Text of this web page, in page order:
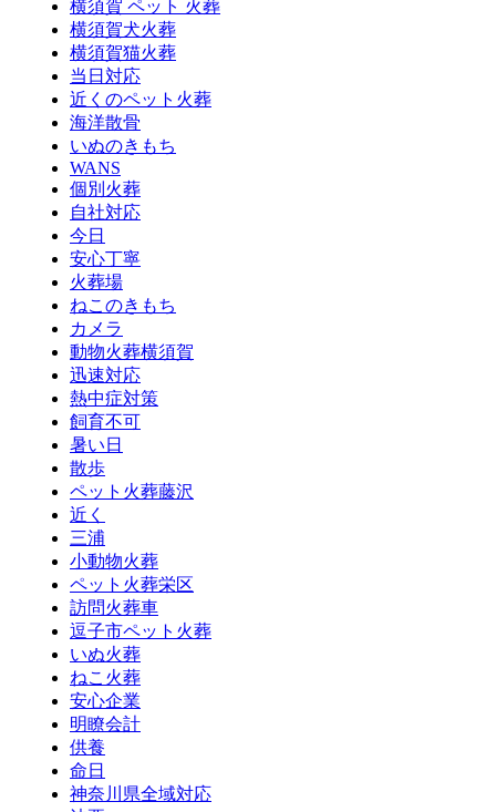
横須賀 ペット 火葬
横須賀犬火葬
横須賀猫火葬
当日対応
近くのペット火葬
海洋散骨
いぬのきもち
WANS
個別火葬
自社対応
今日
安心丁寧
火葬場
ねこのきもち
カメラ
動物火葬横須賀
迅速対応
熱中症対策
飼育不可
暑い日
散歩
ペット火葬藤沢
近く
三浦
小動物火葬
ペット火葬栄区
訪問火葬車
逗子市ペット火葬
いぬ火葬
ねこ火葬
安心企業
明瞭会計
供養
命日
神奈川県全域対応